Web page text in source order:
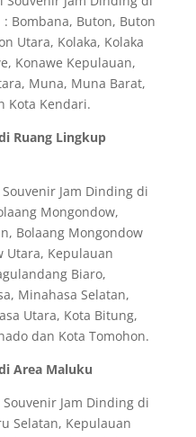
Bombana, Buton, Buton
Utara, Kolaka, Kolaka
Konawe Kepulauan,
Muna, Muna Barat,
Kota Kendari.
Ruang Lingkup
Jam Dinding di
Mongondow,
Bolaang Mongondow
Utara, Kepulauan
Biaro,
Minahasa Selatan,
Utara, Kota Bitung,
dan Kota Tomohon.
Area Maluku
Jam Dinding di
Selatan, Kepulauan